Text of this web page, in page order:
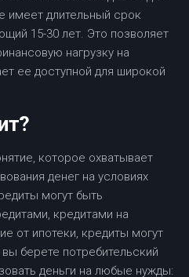
имеет длительный срок
15-30 лет. Это позволяет
нагрузку на
ее доступной для широкой
которое охватывает
денег на условиях
могут быть
кредитами на
от ипотеки, кредиты могут
берете потребительский
деньги на любые нужды: